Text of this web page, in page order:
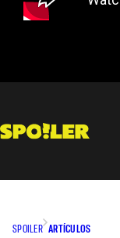
SPOILER ARTÍCULOS